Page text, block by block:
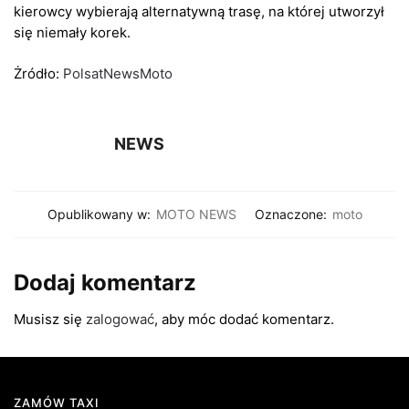
kierowcy wybierają alternatywną trasę, na której utworzył
się niemały korek.
Żródło: PolsatNewsMoto
NEWS
Opublikowany w: MOTO NEWS Oznaczone: moto
Dodaj komentarz
Musisz się zalogować, aby móc dodać komentarz.
ZAMÓW TAXI